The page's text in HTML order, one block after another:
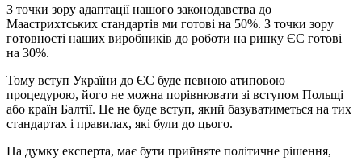
З точки зору адаптації нашого законодавства до
Маастрихтських стандартів ми готові на 50%. З точки зору
готовності наших виробників до роботи на ринку ЄС готові
на 30%.
Тому вступ України до ЄС буде певною атиповою
процедурою, його не можна порівнювати зі вступом Польщі
або країн Балтії. Це не буде вступ, який базуватиметься на тих
стандартах і правилах, які були до цього.
На думку експерта, має бути прийняте політичне рішення,